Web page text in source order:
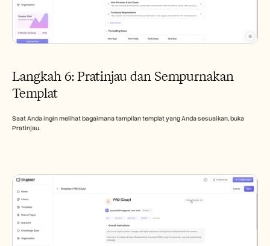
Langkah 6: Pratinjau dan Sempurnakan
Templat
Saat Anda ingin melihat bagaimana tampilan templat yang Anda sesuaikan, buka
Pratinjau.